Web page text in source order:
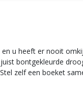
u heeft er nooit
bontgekleurde
zelf een boeket